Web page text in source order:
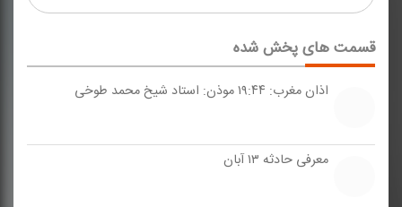
قسمت های پخش شده
اذان مغرب: ۱۹:۴۴ موذن: استاد شیخ محمد طوخی
معرفی حادثه ۱۳ آبان